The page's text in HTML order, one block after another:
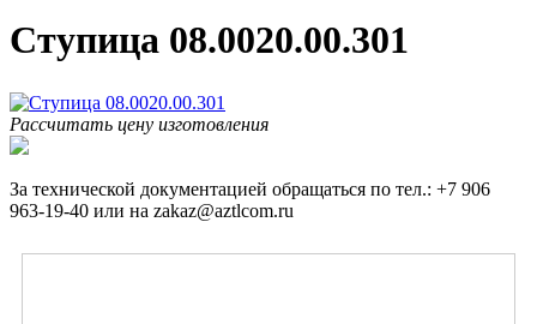
Ступица 08.0020.00.301
Рассчитать цену изготовления
За технической документацией обращаться по тел.: +7 906
963-19-40 или на zakaz@aztlcom.ru